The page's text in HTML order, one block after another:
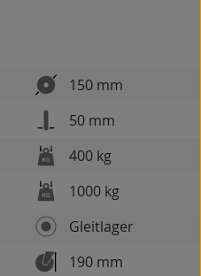
150 mm
50 mm
400 kg
1000 kg
Gleitlager
190 mm